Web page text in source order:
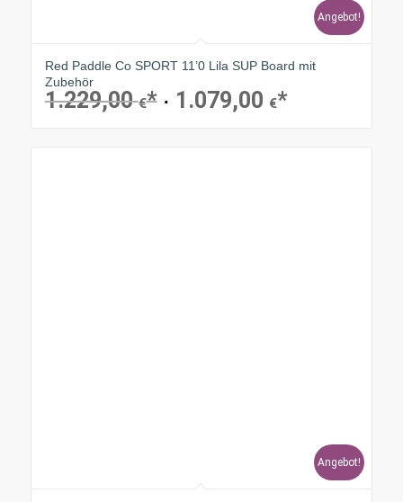
Red Paddle Co SPORT 11’0 Lila SUP Board mit
Zubehör
1.229,00€
Ursprünglicher
1.079,00 €
Aktueller
Angebot!
Angebot!